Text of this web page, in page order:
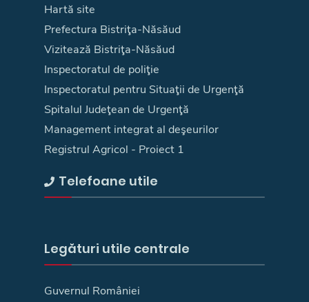
Hartă site
Prefectura Bistriţa-Năsăud
Vizitează Bistriţa-Năsăud
Inspectoratul de poliţie
Inspectoratul pentru Situaţii de Urgenţă
Spitalul Judeţean de Urgenţă
Management integrat al deşeurilor
Registrul Agricol - Proiect 1
Telefoane utile
Legături utile centrale
Guvernul României